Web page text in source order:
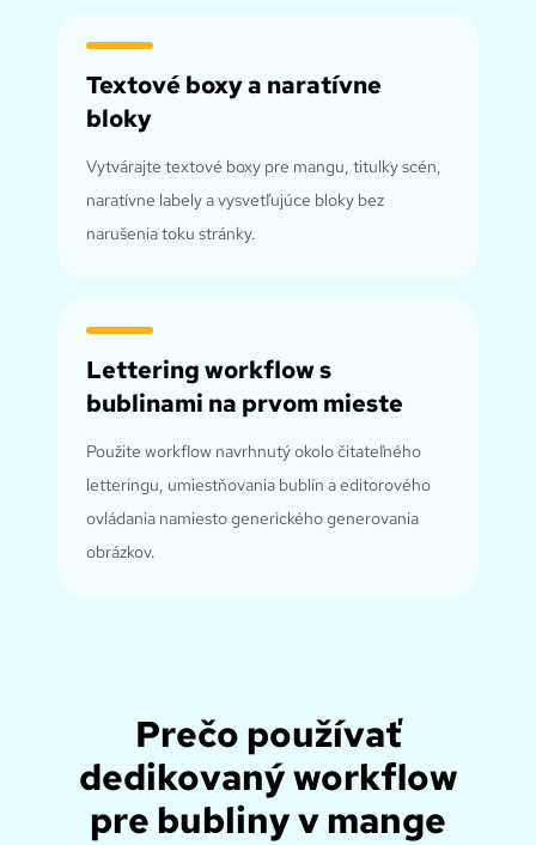
Textové boxy a naratívne
bloky
Vytvárajte textové boxy pre mangu, titulky scén,
naratívne labely a vysvetľujúce bloky bez
narušenia toku stránky.
Lettering workflow s
bublinami na prvom mieste
Použite workflow navrhnutý okolo čitateľného
letteringu, umiestňovania bublín a editorového
ovládania namiesto generického generovania
obrázkov.
Prečo používať
dedikovaný workflow
pre bubliny v mange